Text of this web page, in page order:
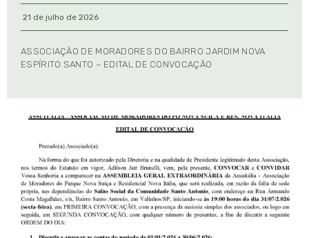
21 de julho de 2026
ASSOCIAÇÃO DE MORADORES DO BAIRRO JARDIM NOVA
ESPÍRITO SANTO – EDITAL DE CONVOCAÇÃO